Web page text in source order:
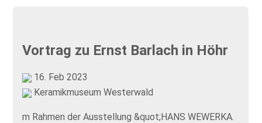
Vortrag zu Ernst Barlach in Höhr
16. Feb 2023
Keramikmuseum Westerwald
m Rahmen der Ausstellung &quot;HANS WEWERKA.